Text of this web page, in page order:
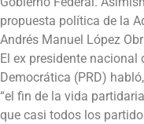
propuesta política de la
Andrés Manuel López
El ex presidente nacional
Democrática (PRD)
“el fin de la vida
que casi todos los